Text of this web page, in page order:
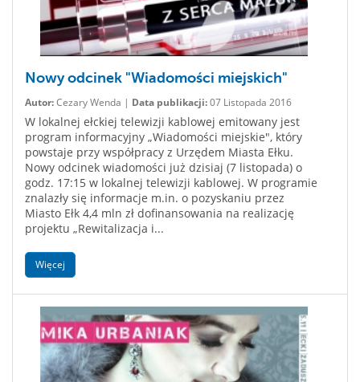
Nowy odcinek "Wiadomości miejskich"
Autor:Cezary Wenda | Data publikacji:07 Listopada 2016
W lokalnej ełckiej telewizji kablowej emitowany jest
program informacyjny „Wiadomości miejskie", który
powstaje przy współpracy z Urzędem Miasta Ełku.
Nowy odcinek wiadomości już dzisiaj (7 listopada) o
godz. 17:15 w lokalnej telewizji kablowej. W programie
znalazły się informacje m.in. o pozyskaniu przez
Miasto Ełk 4,4 mln zł dofinansowania na realizację
projektu „Rewitalizacja i...
Więcej